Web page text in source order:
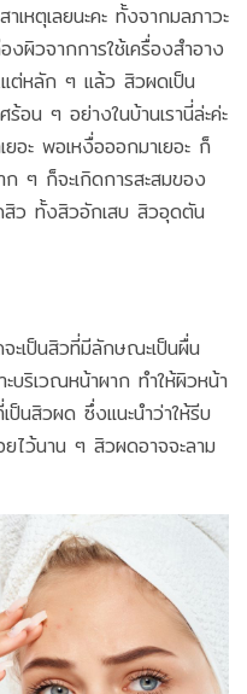
หตุเลยนะคะ ทั้งจากมลภาวะ
ผิวจากการใช้เครื่องสำอาง
ต่หลัก ๆ แล้ว สิวผดเป็น
อน ๆ อย่างในบ้านเรานี่ล่ะค่ะ
อะ พอเหงื่อออกมาเยอะ ก็
ก ๆ ก็จะเกิดการสะสมของ
สิว ทั้งสิวอักเสบ สิวอุดตัน
เป็นสิวที่มีลักษณะเป็นผื่น
บริเวณหน้าผาก ทำให้ผิวหน้า
นสิวผด ซึ่งแนะนำว่าให้รีบ
ยไว้นาน ๆ สิวผดอาจจะลาม